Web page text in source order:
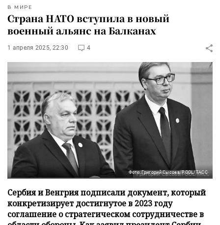
В МИРЕ
Страна НАТО вступила в новый
военный альянс на Балканах
1 апреля 2025, 22:30 4
Фото: Григорий Сысоев/POOL/ТАСС
Сербия и Венгрия подписали документ, который
конкретизирует достигнутое в 2023 году
соглашение о стратегическом сотрудничестве в